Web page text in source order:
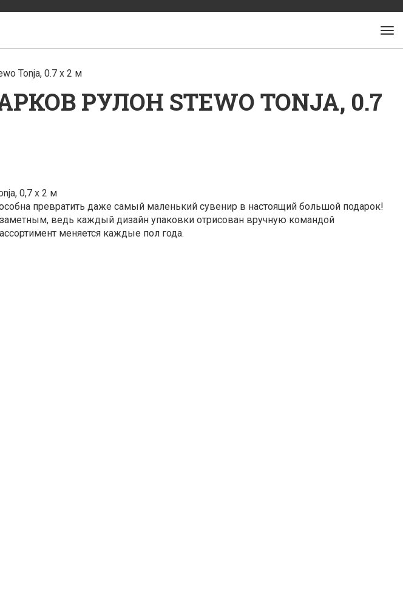
Tonja, 0.7 x 2 м
РУЛОН STEWO TONJA, 0.7
0,7 x 2 м
превратить даже самый маленький сувенир в настоящий большой подарок!
ведь каждый дизайн упаковки отрисован вручную командой
меняется каждые пол года.